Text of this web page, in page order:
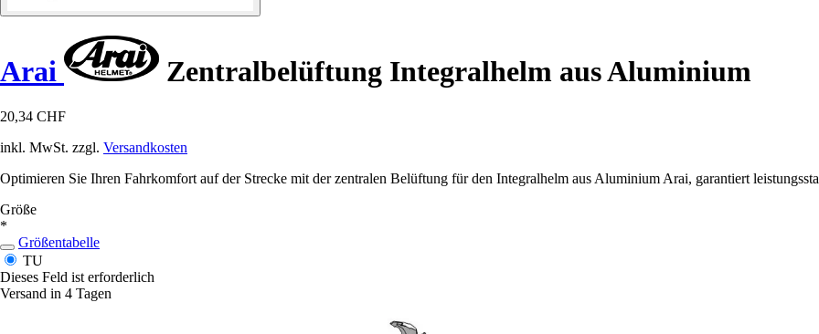
Arai Zentralbelüftung Integralhelm aus Aluminium
20,34 CHF
inkl. MwSt. zzgl. Versandkosten
Optimieren Sie Ihren Fahrkomfort auf der Strecke mit der zentralen Belüftung für den Integralhelm aus Aluminium Arai, garantiert
Größe
*
Größentabelle
TU
Dieses Feld ist erforderlich
Versand in 4 Tagen